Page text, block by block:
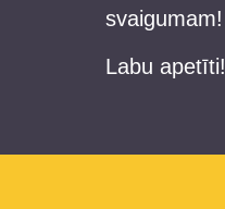
svaigumam!
Labu apetīti!